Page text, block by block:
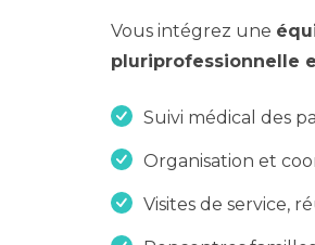
Vous intégrez une
pluriprofessionnelle
Suivi médical des
Organisation et
Visites de service,